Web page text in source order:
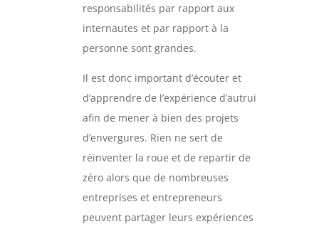
responsabilités par rapport aux
internautes et par rapport à la
personne sont grandes.
Il est donc important d’écouter et
d’apprendre de l’expérience d’autrui
afin de mener à bien des projets
d’envergures. Rien ne sert de
réinventer la roue et de repartir de
zéro alors que de nombreuses
entreprises et entrepreneurs
peuvent partager leurs expériences